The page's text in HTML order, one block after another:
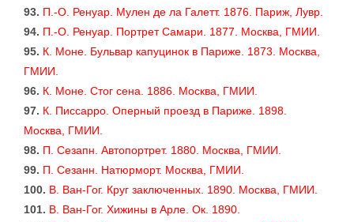
93. П.-О. Ренуар. Мулен де ла Галетт. 1876. Париж, Лувр.
94. П.-О. Ренуар. Портрет Самари. 1877. Москва, ГМИИ.
95. К. Моне. Бульвар капуцинок в Париже. 1873. Москва,
ГМИИ.
96. К. Моне. Стог сена. 1886. Москва, ГМИИ.
97. К. Писсарро. Оперный проезд в Париже. 1898.
Москва, ГМИИ.
98. П. Сезапн. Автопортрет. 1880. Москва, ГМИИ.
99. П. Сезанн. Натюрморт. Москва, ГМИИ.
100. В. Ван-Гог. Круг заключенных. 1890. Москва, ГМИИ.
101. В. Ван-Гог. Хижины в Арле. Ок. 1890.